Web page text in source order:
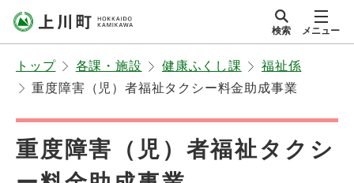
北海道上川町
Hokkaido Kamikawa
Twon
サイト内
検索 メニュー
トップ 各課・施設 健康ふくし課
福祉係
重度障害（児）者福祉タクシー料金助成事業
重度障害（児）者福祉タクシ